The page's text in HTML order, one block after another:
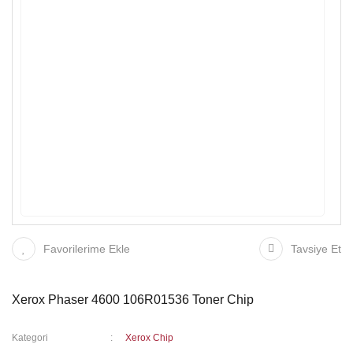
Favorilerime Ekle Tavsiye Et
Xerox Phaser 4600 106R01536 Toner Chip
Kategori
Xerox Chip